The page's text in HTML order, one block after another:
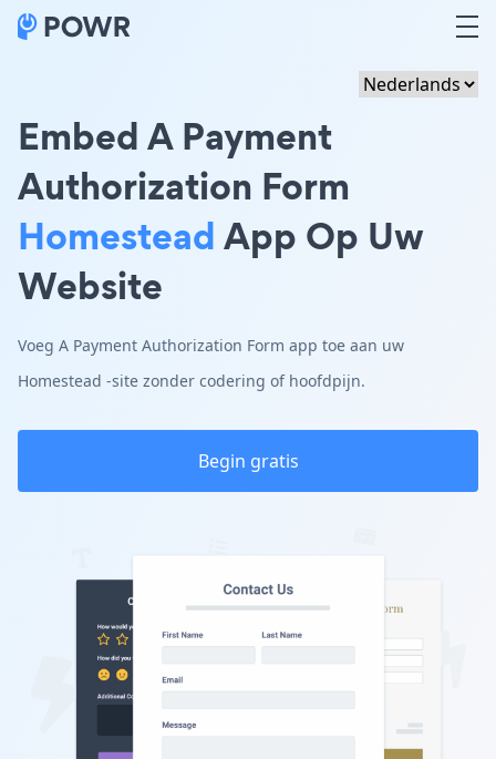
Embed A Payment
Authorization Form
HomesteadApp Op Uw
Website
Voeg A Payment Authorization Form app toe aan uw
Homestead -site zonder codering of hoofdpijn.
Begin gratis